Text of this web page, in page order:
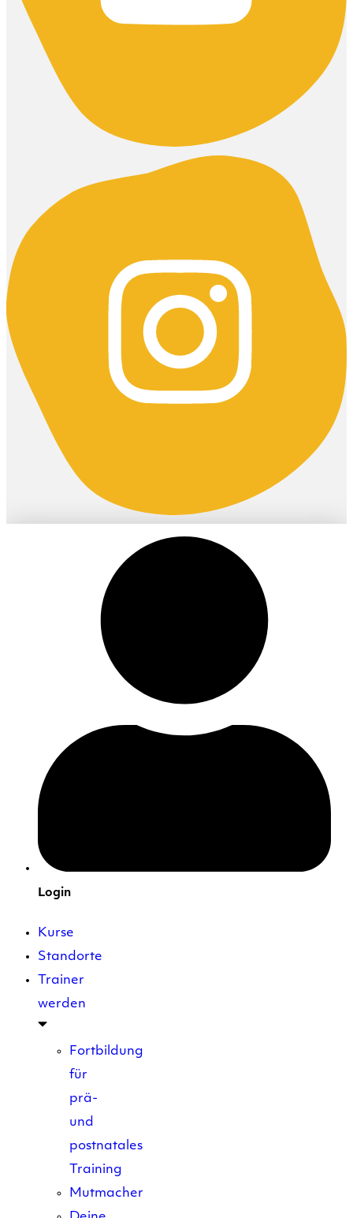
Login
Kurse
Standorte
Trainer
werden
Fortbildung
für
prä-
und
postnatales
Training
Mutmacher